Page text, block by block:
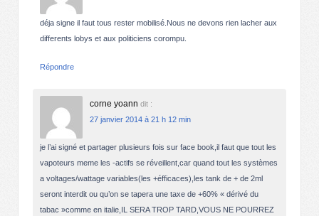
déja signe il faut tous rester mobilisé.Nous ne devons rien lacher aux
differents lobys et aux politiciens corompu.
Répondre
corne yoann dit :
27 janvier 2014 à 21 h 12 min
je l’ai signé et partager plusieurs fois sur face book,il faut que tout les
vapoteurs meme les -actifs se réveillent,car quand tout les systèmes
a voltages/wattage variables(les +éfficaces),les tank de + de 2ml
seront interdit ou qu’on se tapera une taxe de +60% « dérivé du
tabac »comme en italie,IL SERA TROP TARD,VOUS NE POURREZ